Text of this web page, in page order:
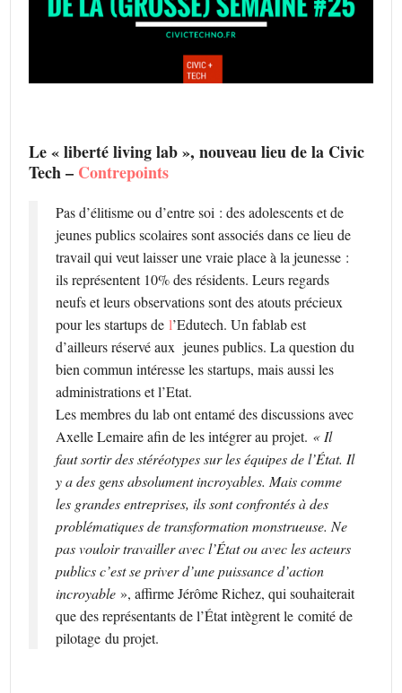
Le « liberté living lab », nouveau lieu de la Civic
Tech – Contrepoints
Pas d’élitisme ou d’entre soi : des adolescents et de
jeunes publics scolaires sont associés dans ce lieu de
travail qui veut laisser une vraie place à la jeunesse :
ils représentent 10% des résidents. Leurs regards
neufs et leurs observations sont des atouts précieux
pour les startups del’Edutech. Un fablab est
d’ailleurs réservé aux jeunes publics. La question du
bien commun intéresse les startups, mais aussi les
administrations et l’Etat.
Les membres du lab ont entamé des discussions avec
Axelle Lemaire afin de les intégrer au projet. « Il
faut sortir des stéréotypes sur les équipes de l’État. Il
y a des gens absolument incroyables. Mais comme
les grandes entreprises, ils sont confrontés à des
problématiques de transformation monstrueuse. Ne
pas vouloir travailler avec l’État ou avec les acteurs
publics c’est se priver d’une puissance d’action
incroyable », affirme Jérôme Richez, qui souhaiterait
que des représentants de l’État intègrent le comité de
pilotage du projet.